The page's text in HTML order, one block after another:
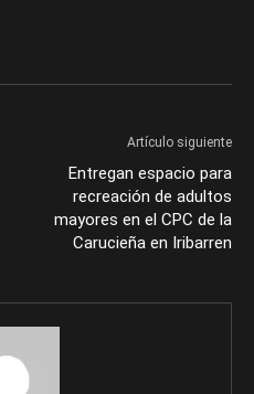
Artículo siguiente
Entregan espacio para
recreación de adultos
mayores en el CPC de la
Carucieña en Iribarren